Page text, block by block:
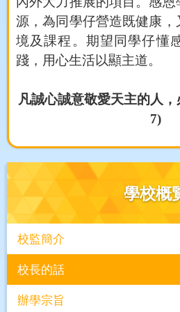
源，為同學仔營造既健康
境及課程。期望同學仔懂
踐，用心生活以顯主道。
凡誠心誠意敬愛天主的人，
7)
學校概
校監簡介
校長的話
辦學宗旨